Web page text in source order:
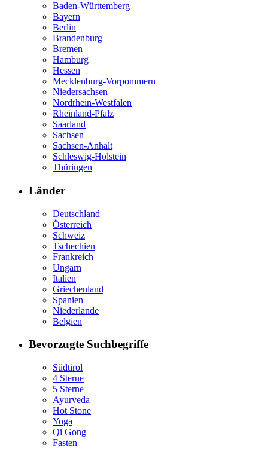
Baden-Württemberg
Bayern
Berlin
Brandenburg
Bremen
Hamburg
Hessen
Mecklenburg-Vorpommern
Niedersachsen
Nordrhein-Westfalen
Rheinland-Pfalz
Saarland
Sachsen
Sachsen-Anhalt
Schleswig-Holstein
Thüringen
Länder
Deutschland
Österreich
Schweiz
Tschechien
Frankreich
Ungarn
Italien
Griechenland
Spanien
Niederlande
Belgien
Bevorzugte Suchbegriffe
Südtirol
4 Sterne
5 Sterne
Ayurveda
Hot Stone
Yoga
Qi Gong
Fasten